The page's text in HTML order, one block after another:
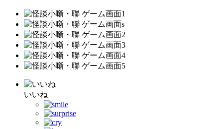
いいね